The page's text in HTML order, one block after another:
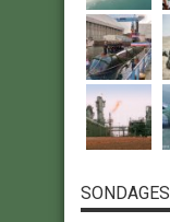
SONDAGES